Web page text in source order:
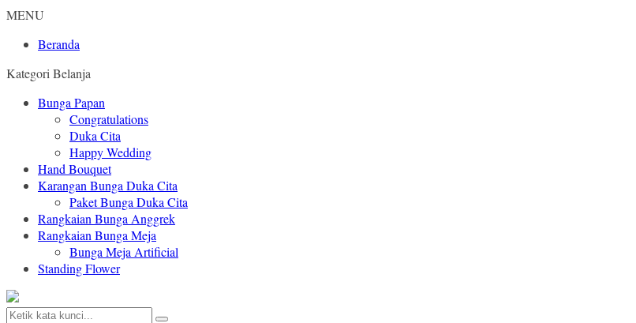
MENU
Beranda
Kategori Belanja
Bunga Papan
Congratulations
Duka Cita
Happy Wedding
Hand Bouquet
Karangan Bunga Duka Cita
Paket Bunga Duka Cita
Rangkaian Bunga Anggrek
Rangkaian Bunga Meja
Bunga Meja Artificial
Standing Flower